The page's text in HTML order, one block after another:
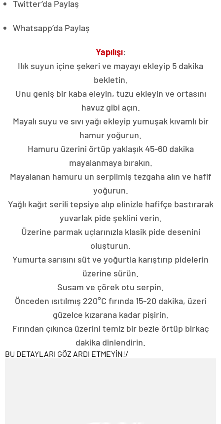
Twitter’da Paylaş
Whatsapp’da Paylaş
Yapılışı:
Ilık suyun içine şekeri ve mayayı ekleyip 5 dakika
bekletin.
Unu geniş bir kaba eleyin, tuzu ekleyin ve ortasını
havuz gibi açın.
Mayalı suyu ve sıvı yağı ekleyip yumuşak kıvamlı bir
hamur yoğurun.
Hamuru üzerini örtüp yaklaşık 45-60 dakika
mayalanmaya bırakın.
Mayalanan hamuru un serpilmiş tezgaha alın ve hafif
yoğurun.
Yağlı kağıt serili tepsiye alıp elinizle hafifçe bastırarak
yuvarlak pide şeklini verin.
Üzerine parmak uçlarınızla klasik pide desenini
oluşturun.
Yumurta sarısını süt ve yoğurtla karıştırıp pidelerin
üzerine sürün.
Susam ve çörek otu serpin.
Önceden ısıtılmış 220°C fırında 15-20 dakika, üzeri
güzelce kızarana kadar pişirin.
Fırından çıkınca üzerini temiz bir bezle örtüp birkaç
dakika dinlendirin.
BU DETAYLARI GÖZ ARDI ETMEYİN!/